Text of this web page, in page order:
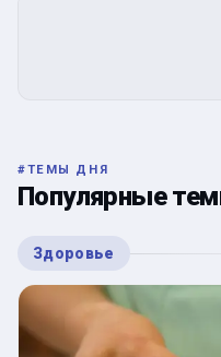
#ТЕМЫ ДНЯ
Популярные
Здоровье